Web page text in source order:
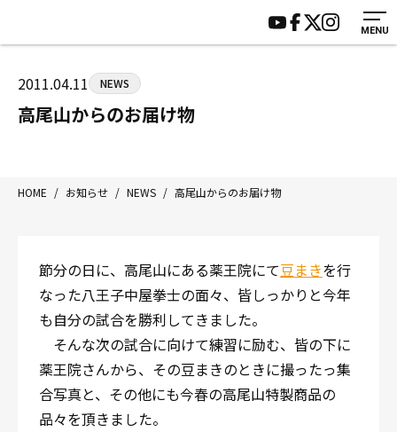
MENU
八王子中屋ボクシングジム
〒192-0072 東京都八王子市南町3-8 第2原嶋ビル1F
Tel/Fax：042-622-7222
営業時間：月〜土 14:00〜22:00 / 日・祝 14:00〜19:00
HOME
ジムについて
トレーニング
入会案内
施設紹介
サポーター募集
2011.04.11 NEWS
高尾山からのお届け物
HOME / お知らせ / NEWS / 高尾山からのお届け物
節分の日に、高尾山にある薬王院にて豆まきを行
なった八王子中屋拳士の面々、皆しっかりと今年
も自分の試合を勝利してきました。
そんな次の試合に向けて練習に励む、皆の下に
薬王院さんから、その豆まきのときに撮ったっ集
合写真と、その他にも今春の高尾山特製商品の
品々を頂きました。